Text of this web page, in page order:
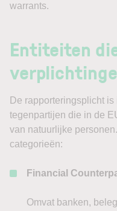
warrants.
Entiteiten
De rapporteringsplicht
tegenpartijen die in de
van natuurlijke
categorieën:
Financial
Omvat banken,